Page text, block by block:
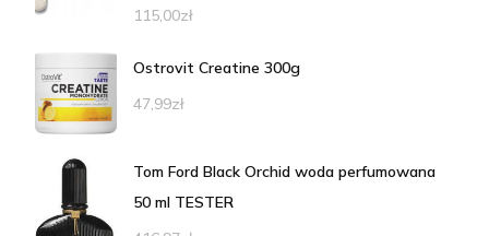
115,00zł
Ostrovit Creatine 300g
47,99zł
Tom Ford Black Orchid woda perfumowana
50 ml TESTER